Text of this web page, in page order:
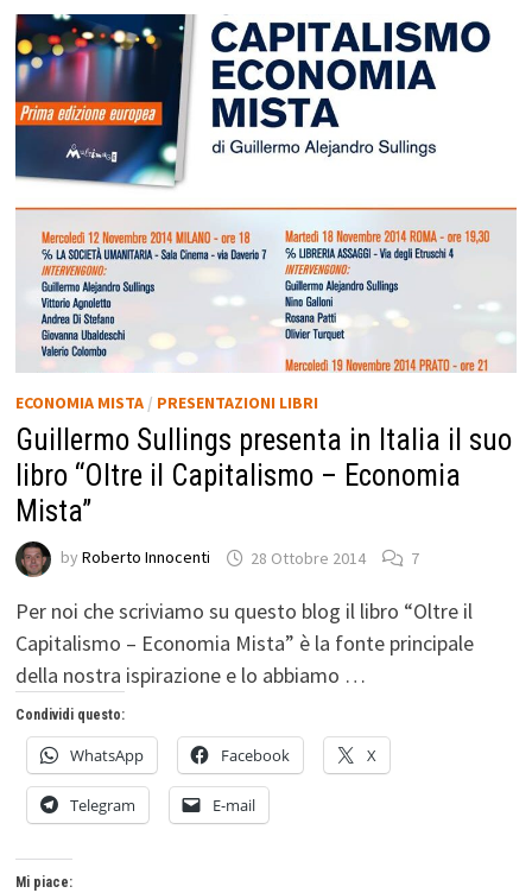
ECONOMIA MISTA/ PRESENTAZIONI LIBRI
Guillermo Sullings presenta in Italia il suo
libro “Oltre il Capitalismo – Economia
Mista”
by Roberto Innocenti 28 Ottobre 2014 7
Per noi che scriviamo su questo blog il libro “Oltre il
Capitalismo – Economia Mista” è la fonte principale
della nostra ispirazione e lo abbiamo …
Condividi questo:
WhatsApp Facebook X
Telegram E-mail
Mi piace: